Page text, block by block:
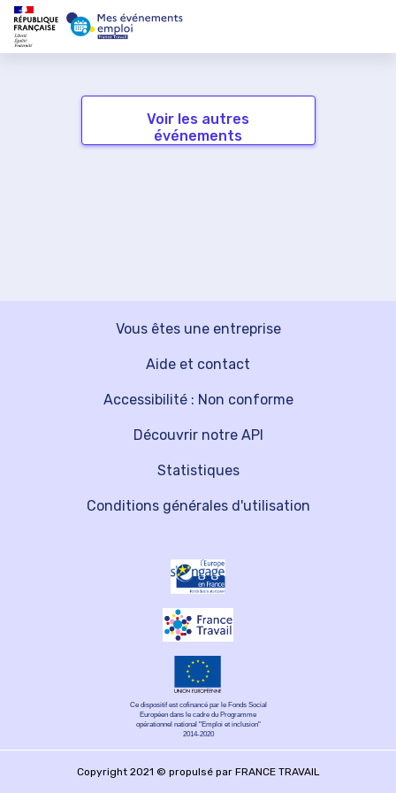
Voir les autres
événements
Vous êtes une entreprise
Découvrir notre API
Aide et contact
Statistiques
Accessibilité : Non conforme
Conditions générales d'utilisation
Ce dispositif est cofinancé par le Fonds Social
Européen dans le cadre du Programme
opérationnel national "Emploi et inclusion"
2014-2020
Copyright 2021 © propulsé par FRANCE TRAVAIL